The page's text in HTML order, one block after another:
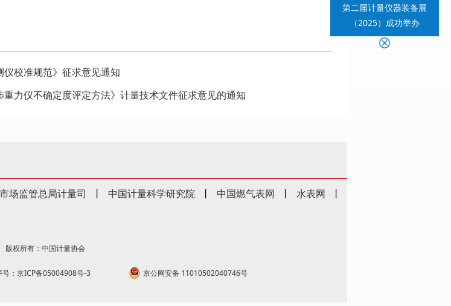
第二届计量仪器装备展
（2025）成功举办
校准规范》征求意见通知
力仪不确定度评定方法》计量技术文件征求意见的通知
场监管总局计量司 丨 中国计量科学研究院 丨 中国燃气表网 丨 水表网
丨
版权所有：中国计量协会
号：京ICP备05004908号-3 京公网安备 11010502040746号